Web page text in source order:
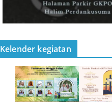
Kelender kegiatan